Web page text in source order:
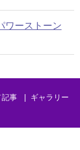
ワーストーン
記事
ギャラリー